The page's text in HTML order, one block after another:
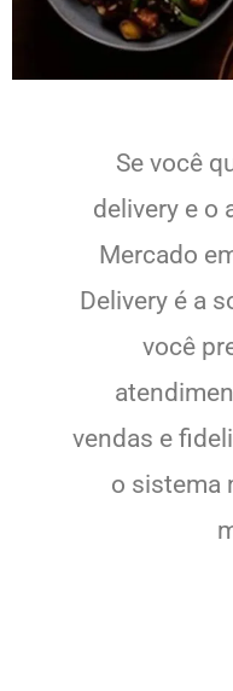
Se você
delivery e o
Mercado
Delivery é a
você
vendas e
o sistema